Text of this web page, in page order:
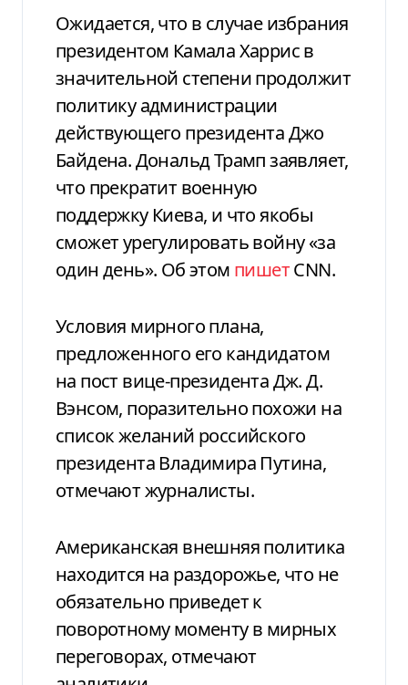
Ожидается, что в случае избрания
президентом Камала Харрис в
значительной степени продолжит
политику администрации
действующего президента Джо
Байдена. Дональд Трамп заявляет,
что прекратит военную
поддержку Киева, и что якобы
сможет урегулировать войну «за
один день». Об этом пишетCNN.
Условия мирного плана,
предложенного его кандидатом
на пост вице-президента Дж. Д.
Вэнсом, поразительно похожи на
список желаний российского
президента Владимира Путина,
отмечают журналисты.
Американская внешняя политика
находится на раздорожье, что не
обязательно приведет к
поворотному моменту в мирных
переговорах, отмечают